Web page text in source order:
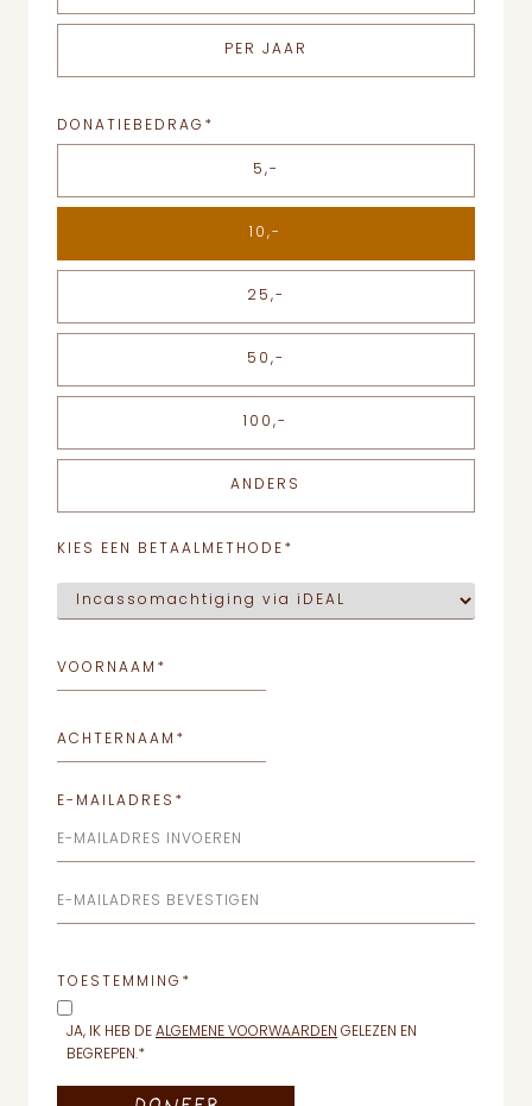
PER JAAR
DONATIEBEDRAG *
5,-
10,-
25,-
50,-
100,-
ANDERS
KIES EEN BETAALMETHODE *
VOORNAAM *
ACHTERNAAM *
E-MAILADRES *
TOESTEMMING *
JA, IK HEB DE ALGEMENE VOORWAARDEN GELEZEN EN
BEGREPEN.*